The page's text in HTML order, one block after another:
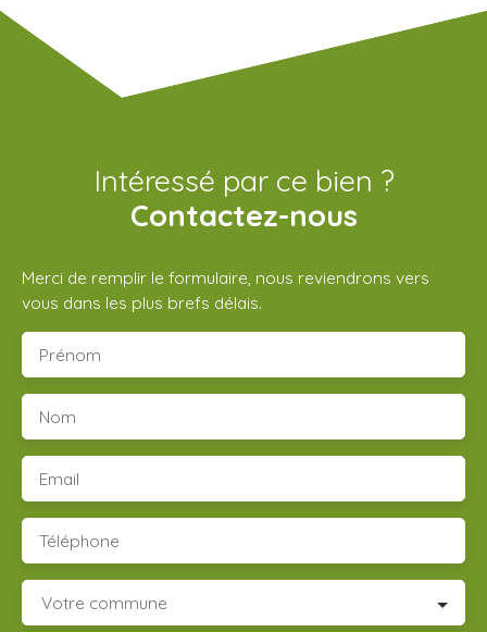
Intéressé par ce bien ?
Contactez-nous
Merci de remplir le formulaire, nous reviendrons vers
vous dans les plus brefs délais.
Prénom
Nom
Email
Téléphone
Votre commune